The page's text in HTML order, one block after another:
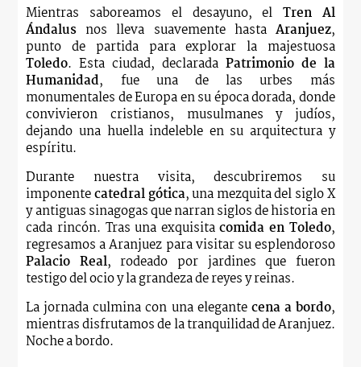
Mientras saboreamos el desayuno, el Tren Al
Ándalus nos lleva suavemente hasta Aranjuez,
punto de partida para explorar la majestuosa
Toledo. Esta ciudad, declarada Patrimonio de la
Humanidad, fue una de las urbes más
monumentales de Europa en su época dorada, donde
convivieron cristianos, musulmanes y judíos,
dejando una huella indeleble en su arquitectura y
espíritu.
Durante nuestra visita, descubriremos su
imponentecatedral gótica, una mezquita del siglo X
y antiguas sinagogas que narran siglos de historia en
cada rincón. Tras una exquisitacomida en Toledo,
regresamos a Aranjuez para visitar su esplendoroso
Palacio Real, rodeado por jardines que fueron
testigo del ocio y la grandeza de reyes y reinas.
La jornada culmina con una elegante cena a bordo,
mientras disfrutamos de la tranquilidad de Aranjuez.
Noche a bordo.